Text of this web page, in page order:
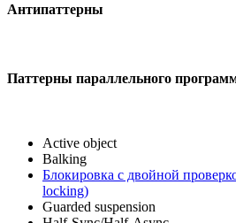
Антипаттерны
Паттерны параллельного
Active object
Balking
Блокировка с двойной
locking)
Guarded suspension